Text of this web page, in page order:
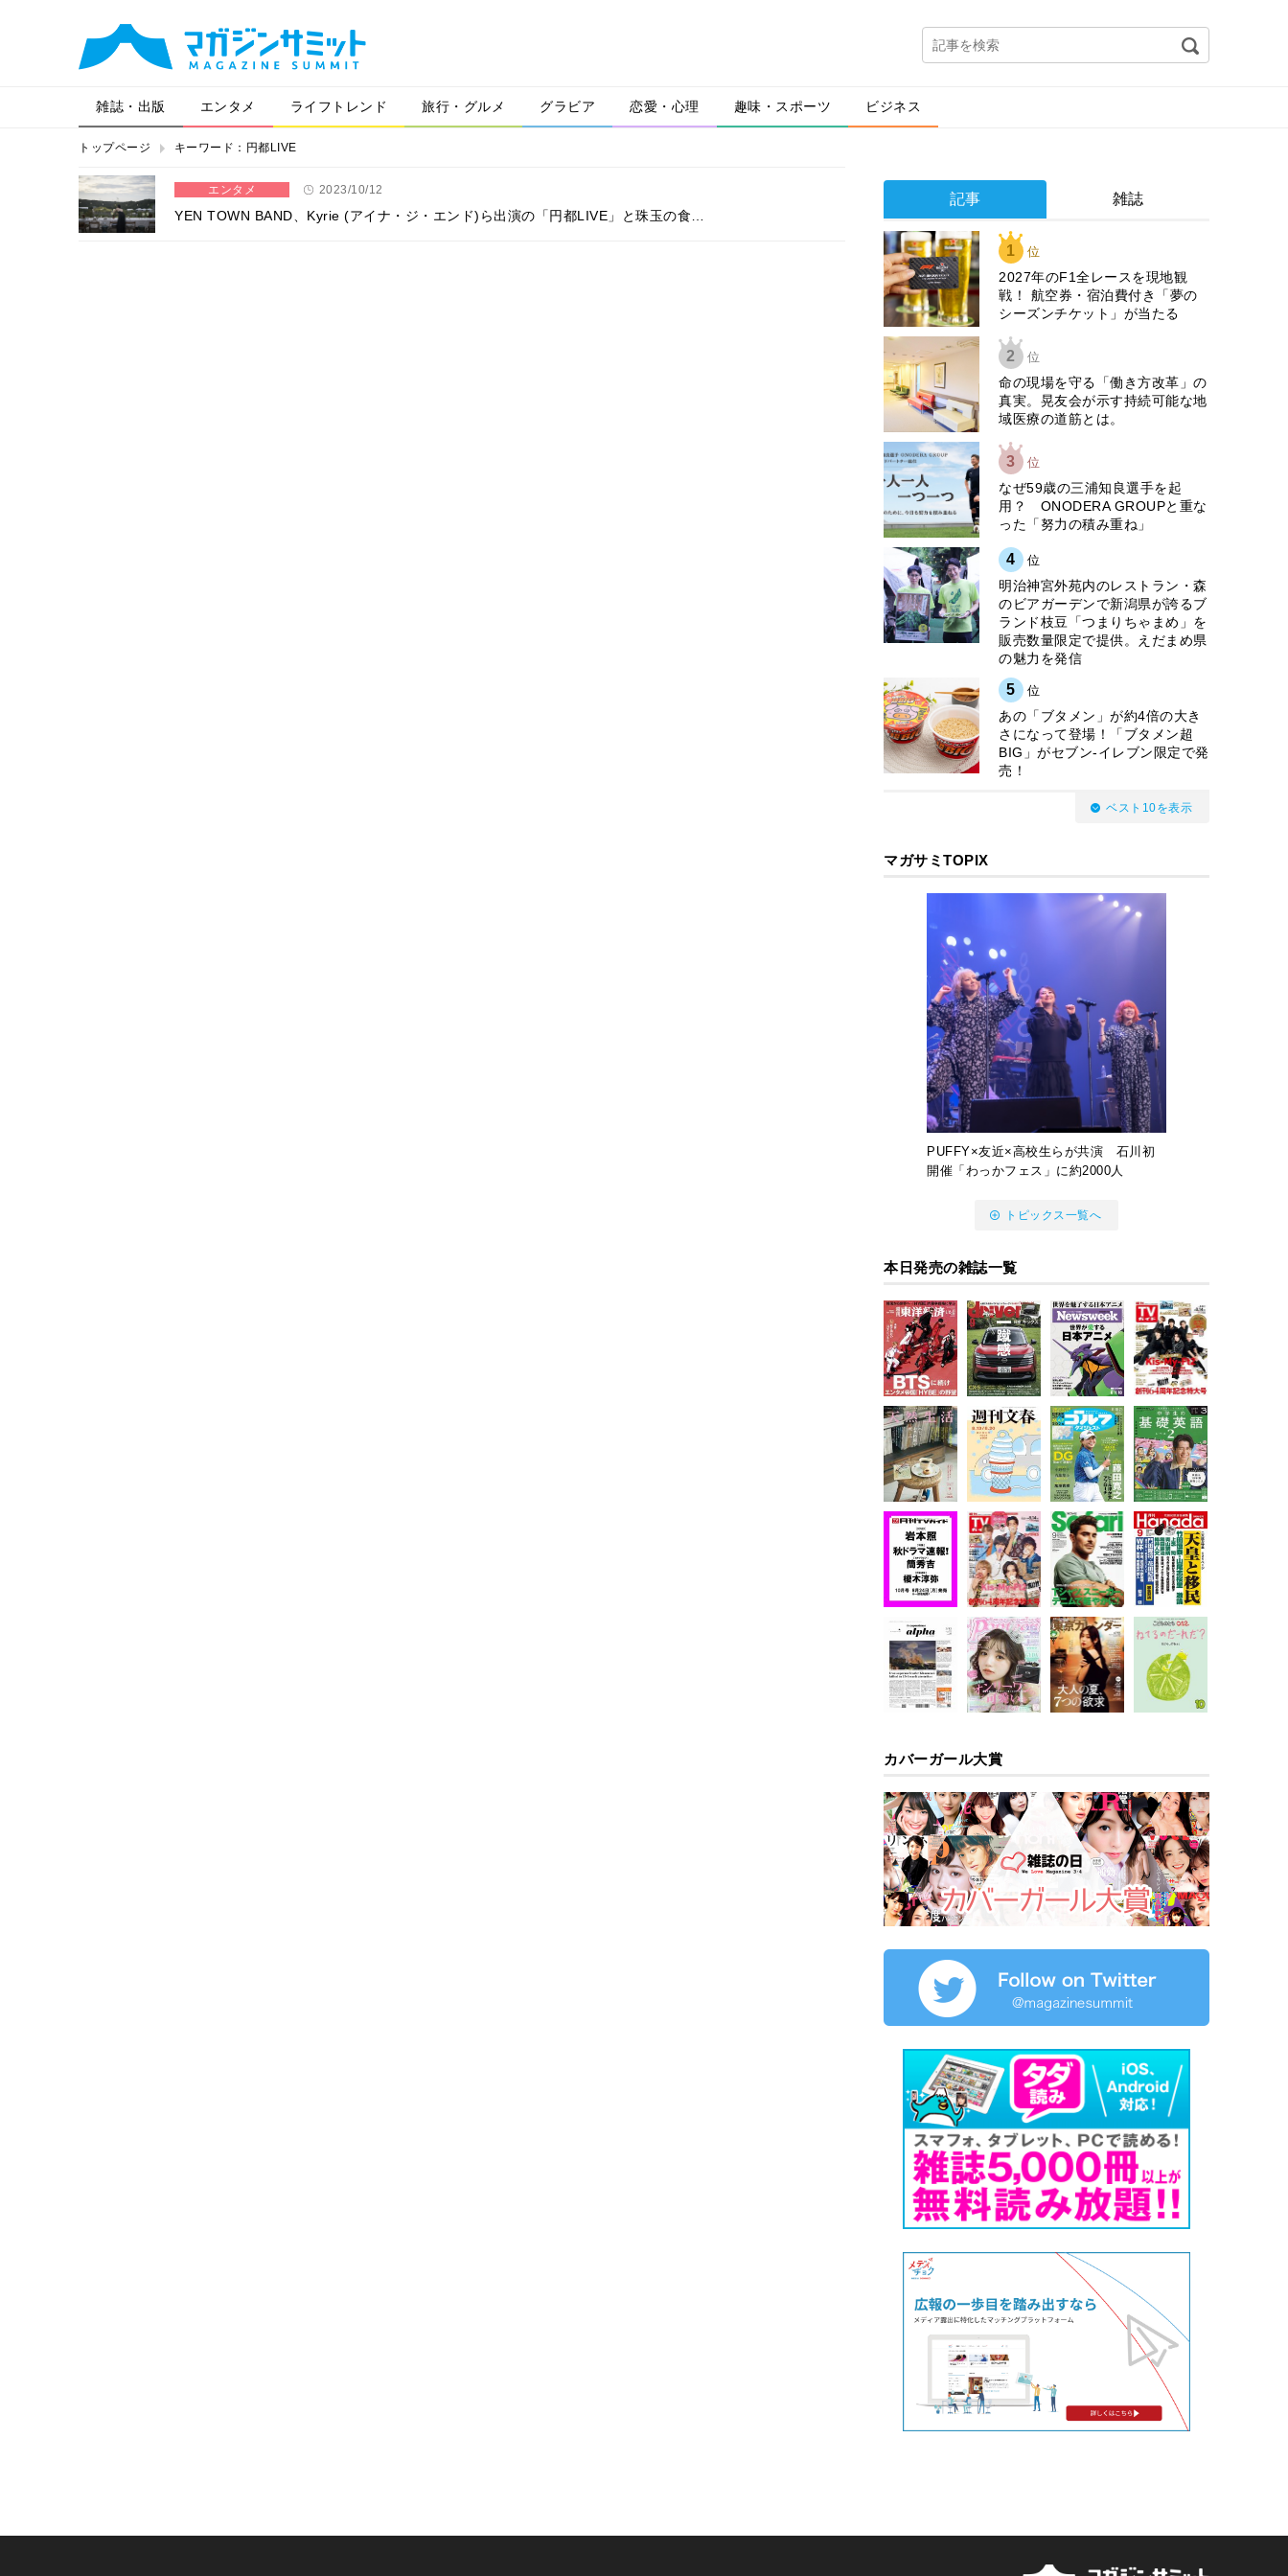
雑誌・出版 エンタメ ライフトレンド 旅行・グルメ グラビア 恋愛・心理 趣味・スポーツ ビジネス
トップページ キーワード：円都LIVE
エンタメ 2023/10/12
YEN TOWN BAND、Kyrie (アイナ・ジ・エンド)ら出演の「円都LIVE」と珠玉の食…
記事 雑誌
1 位
2027年のF1全レースを現地観
戦！ 航空券・宿泊費付き「夢の
シーズンチケット」が当たる
2 位
​命の現場を守る「働き方改革」の
真実。晃友会が示す持続可能な地
域医療の道筋とは。
3 位
なぜ59歳の三浦知良選手を起
用？ ONODERA GROUPと重な
った「努力の積み重ね」
4 位
明治神宮外苑内のレストラン・森
のビアガーデンで新潟県が誇るブ
ランド枝豆「つまりちゃまめ」を
販売数量限定で提供。えだまめ県
の魅力を発信
5 位
あの「ブタメン」が約4倍の大き
さになって登場！「ブタメン超
BIG」がセブン‐イレブン限定で発
売！
ベスト10を表示
マガサミTOPIX
PUFFY×友近×高校生らが共演 石川初
開催「わっかフェス」に約2000人
トピックス一覧へ
本日発売の雑誌一覧
カバーガール大賞